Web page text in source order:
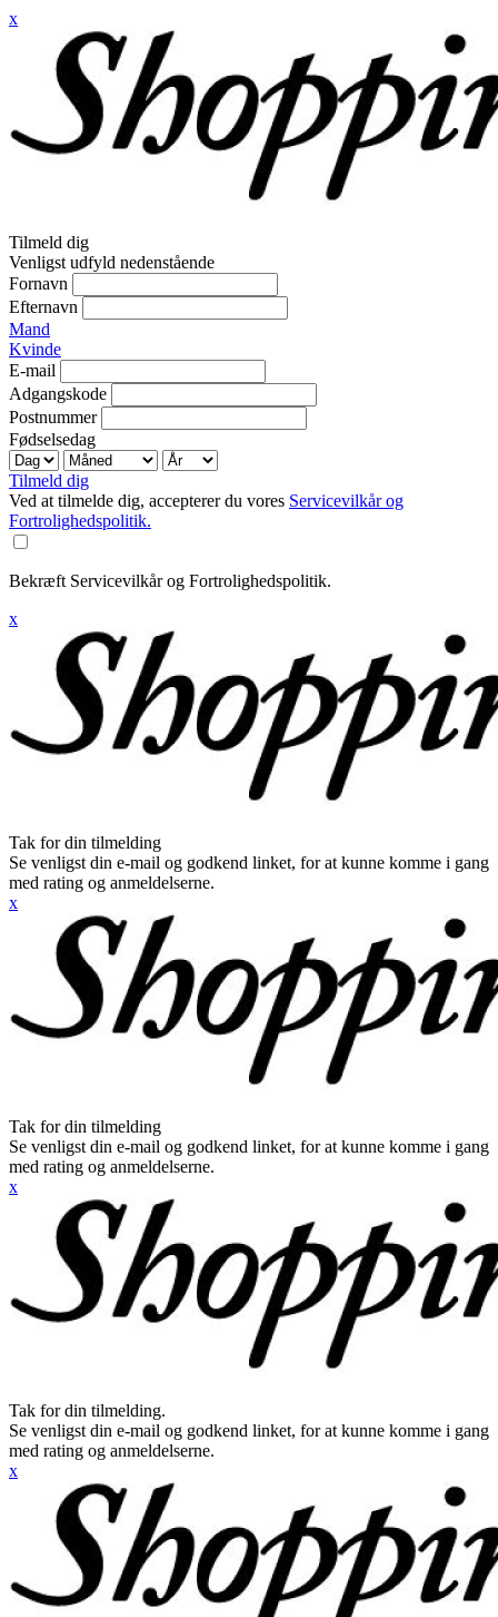
x
Tilmeld dig
Venligst udfyld nedenstående
Fornavn
Efternavn
Mand
Kvinde
E-mail
Adgangskode
Postnummer
Fødselsedag
Tilmeld dig
Ved at tilmelde dig, accepterer du vores Servicevilkår og
Fortrolighedspolitik.
Bekræft Servicevilkår og Fortrolighedspolitik.
x
Tak for din tilmelding
Se venligst din e-mail og godkend linket, for at kunne komme i gang
med rating og anmeldelserne.
x
Tak for din tilmelding
Se venligst din e-mail og godkend linket, for at kunne komme i gang
med rating og anmeldelserne.
x
Tak for din tilmelding.
Se venligst din e-mail og godkend linket, for at kunne komme i gang
med rating og anmeldelserne.
x